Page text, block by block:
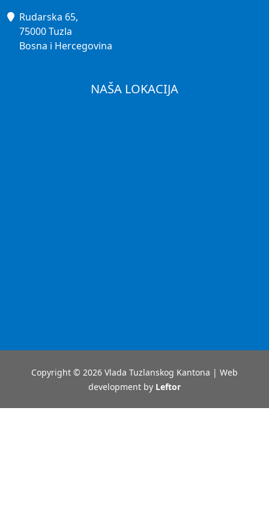
Rudarska 65,
75000 Tuzla
Bosna i Hercegovina
NAŠA LOKACIJA
Copyright © 2026 Vlada Tuzlanskog Kantona | Web
development by Leftor